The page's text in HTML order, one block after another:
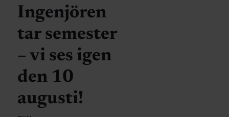
Ingenjören
tar semester
– vi ses igen
den 10
augusti!